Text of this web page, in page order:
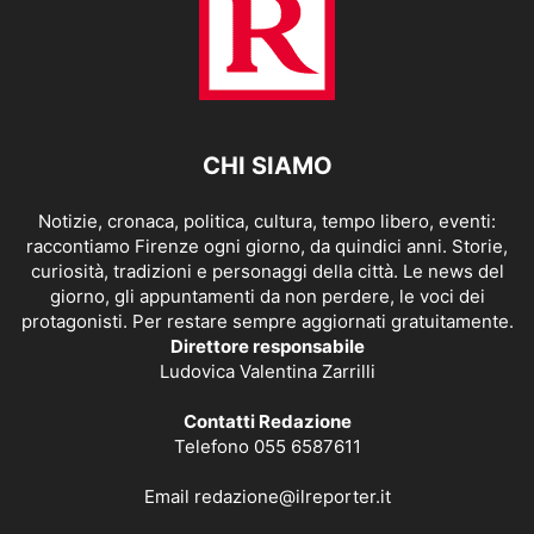
CHI SIAMO
Notizie, cronaca, politica, cultura, tempo libero, eventi:
raccontiamo Firenze ogni giorno, da quindici anni. Storie,
curiosità, tradizioni e personaggi della città. Le news del
giorno, gli appuntamenti da non perdere, le voci dei
protagonisti. Per restare sempre aggiornati gratuitamente.
Direttore responsabile
Ludovica Valentina Zarrilli
Contatti Redazione
Telefono 055 6587611
Email redazione@ilreporter.it